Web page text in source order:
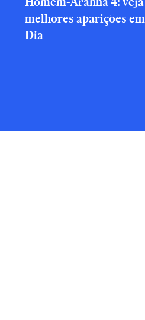
melhores aparições
Dia